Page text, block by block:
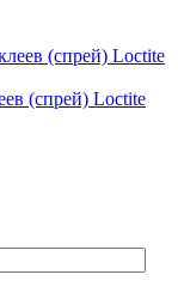
(спрей) Loctite